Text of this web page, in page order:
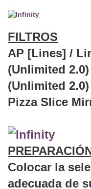
FILTROS
AP [Lines] /
(Unlimited
(Unlimited
Pizza Slice
Colocar la
adecuada de